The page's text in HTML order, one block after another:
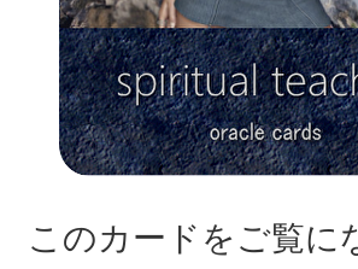
このカードをご覧に